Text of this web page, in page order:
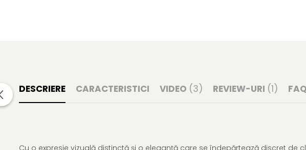
DESCRIERE CARACTERISTICI VIDEO (3) REVIEW-URI (1) FAQ